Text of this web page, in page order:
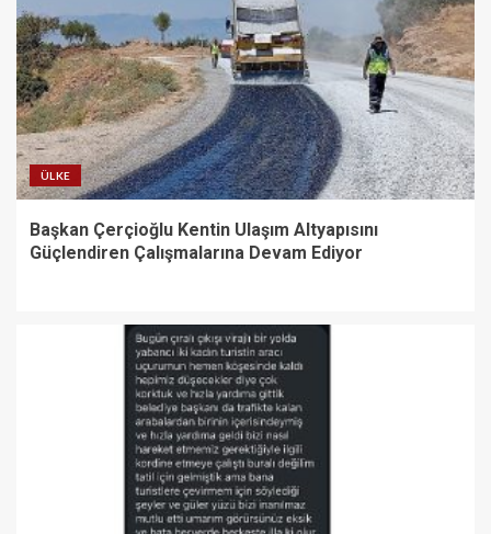
ÜLKE
Başkan Çerçioğlu Kentin Ulaşım Altyapısını
Güçlendiren Çalışmalarına Devam Ediyor